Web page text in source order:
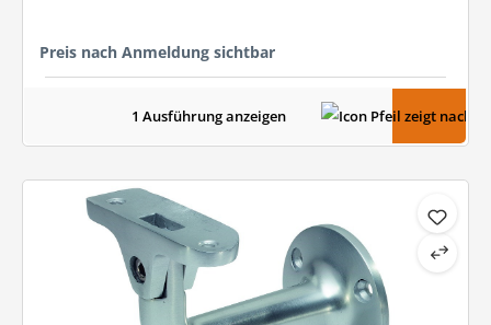
Preis nach Anmeldung sichtbar
1 Ausführung anzeigen